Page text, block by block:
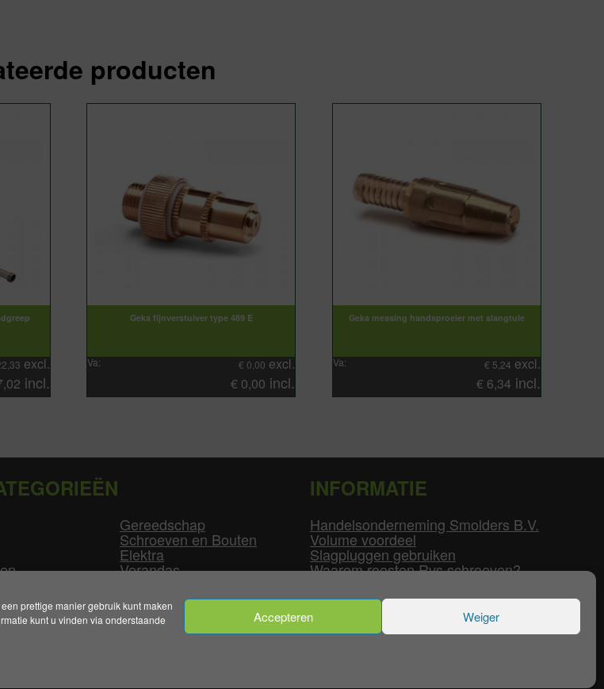
prettige manier gebruik kunt maken
kunt u vinden via onderstaande
Accepteren Weiger
producten
excl.
incl.
Geka fijnverstuiver type 489 E
Va: €0,00 excl.
€ 0,00 incl.
Geka messing handsproeier met slangtule
Va: € 5,24 excl.
€ 6,34 incl.
Gereedschap
Schroeven en Bouten
Elektra
Verandas
Overige
INFORMATIE
Handelsonderneming Smolders B.V.
Volume voordeel
Slagpluggen gebruiken
Waarom roesten Rvs schroeven?
Pvc-buizen diameters
Flenzen tabel